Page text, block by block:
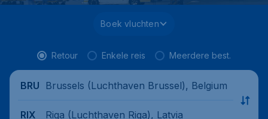
Boek vluchten
Retour Enkele reis Meerdere best.
BRU Brussels (Luchthaven Brussel), Belgium
RIX Riga (Luchthaven Riga), Latvia